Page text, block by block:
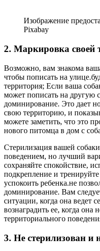
Изображение
Pixabay
2. Маркировка своей
Возможно, вам знакома
чтобы пописать на
территория; Если ваша
может пописать на другую
доминирование. Это дает
свою территорию, и
можете заметить, что это
нового питомца в дом с
Стерилизация вашей
поведением, но лучший
сохраняйте спокойствие,
подкрепление и
успокоить ребенка.не
доминирование. Вам
ситуации, когда она ведет
вознаградить ее, когда она
территориального
3. Не стерилизован и